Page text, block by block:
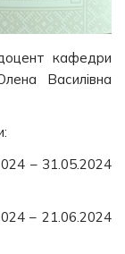
кафедри
Василівна
31.05.2024
21.06.2024